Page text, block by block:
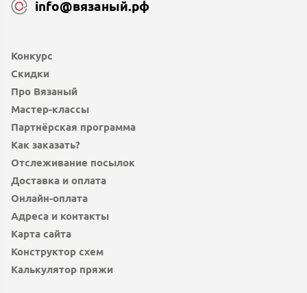
Конкурс
Скидки
Про Вязаный
Мастер-классы
Партнёрская программа
Как заказать?
Отслеживание посылок
Доставка и оплата
Онлайн-оплата
Адреса и контакты
Карта сайта
Конструктор схем
Калькулятор пряжи
info@вязаный.рф